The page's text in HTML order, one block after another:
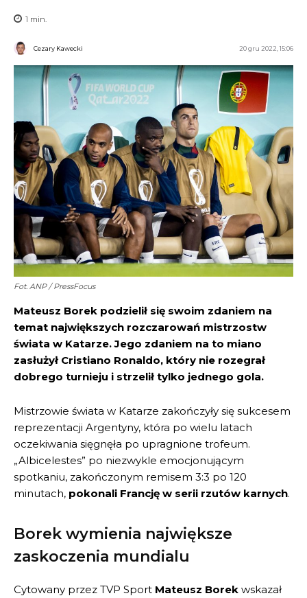
1 min.
Cezary Kawecki 20 gru 2022, 15:06
Fot. ANP / PressFocus
Mateusz Borek podzielił się swoim zdaniem na
temat największych rozczarowań mistrzostw
świata w Katarze. Jego zdaniem na to miano
zasłużył Cristiano Ronaldo, który nie rozegrał
dobrego turnieju i strzelił tylko jednego gola.
Mistrzowie świata w Katarze zakończyły się sukcesem
reprezentacji Argentyny, która po wielu latach
oczekiwania sięgnęła po upragnione trofeum.
„Albicelestes” po niezwykle emocjonującym
spotkaniu, zakończonym remisem 3:3 po 120
minutach, pokonali Francję w serii rzutów karnych.
Borek wymienia największe
zaskoczenia mundialu
Cytowany przez TVP Sport Mateusz Borek wskazał